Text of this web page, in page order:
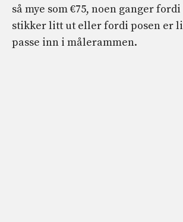
så mye som €75, noen ganger
stikker litt ut eller fordi posen er
passe inn i målerammen.